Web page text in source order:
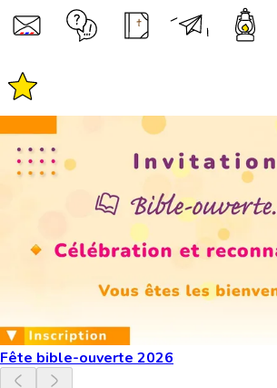
Fête bible-ouverte 2026